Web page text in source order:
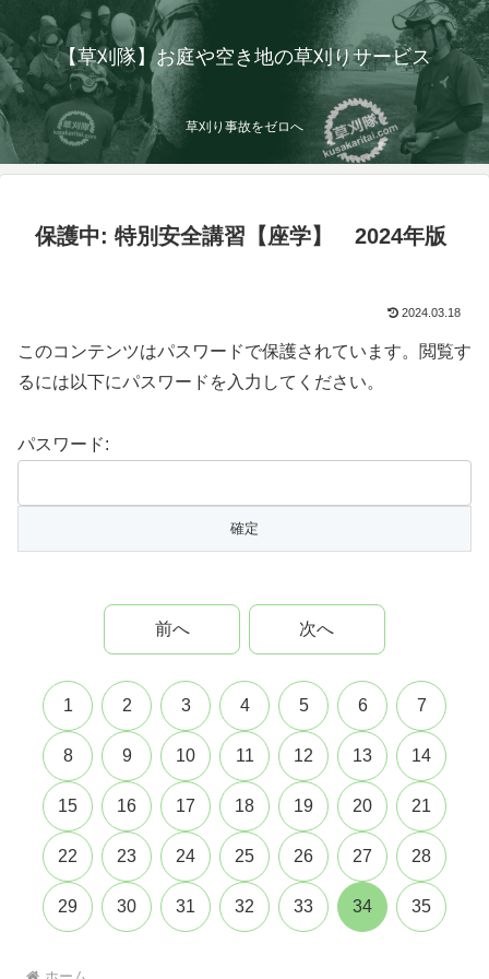
【草刈隊】お庭や空き地の草刈りサービス
草刈り事故をゼロへ
保護中: 特別安全講習【座学】 2024年版
2024.03.18
このコンテンツはパスワードで保護されています。閲覧す
るには以下にパスワードを入力してください。
パスワード:
前へ 次へ
1 2 3 4 5 6 7
8 9 10 11 12 13 14
15 16 17 18 19 20 21
22 23 24 25 26 27 28
29 30 31 32 33 34 35